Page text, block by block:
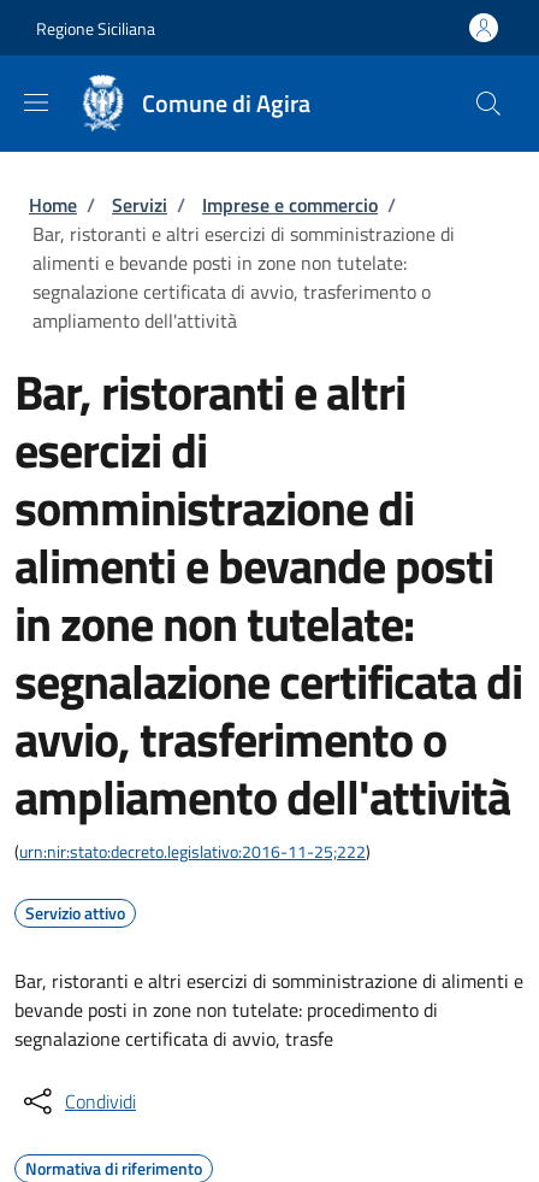
Regione Siciliana
Comune di Agira
Briciole di pane
Home / Servizi / Imprese e commercio /
Bar, ristoranti e altri esercizi di somministrazione di
alimenti e bevande posti in zone non tutelate:
segnalazione certificata di avvio, trasferimento o
ampliamento dell'attività
Bar, ristoranti e altri
esercizi di
somministrazione di
alimenti e bevande posti
in zone non tutelate:
segnalazione certificata di
avvio, trasferimento o
ampliamento dell'attività
(urn:nir:stato:decreto.legislativo:2016-11-25;222)
Servizio attivo
Bar, ristoranti e altri esercizi di somministrazione di alimenti e
bevande posti in zone non tutelate: procedimento di
segnalazione certificata di avvio, trasfe
Condividi
Normativa di riferimento